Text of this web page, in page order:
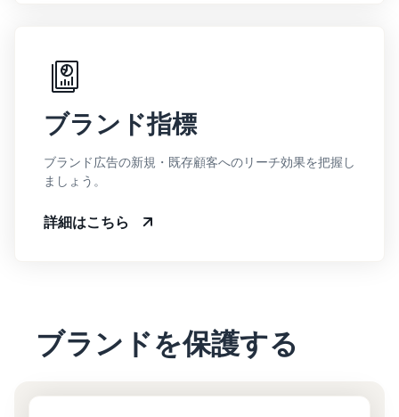
ブランド指標
ブランド広告の新規・既存顧客へのリーチ効果を把握し
ましょう。
詳細はこちら
ブランドを保護する